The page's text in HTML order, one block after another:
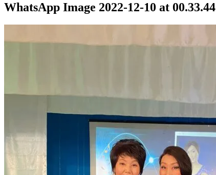
WhatsApp Image 2022-12-10 at 00.33.44